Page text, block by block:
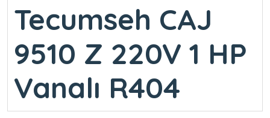
Tecumseh CAJ
9510 Z 220V 1 HP
Vanalı R404